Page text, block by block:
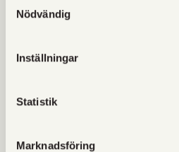
Nödvändig
Inställningar
Statistik
Marknadsföring